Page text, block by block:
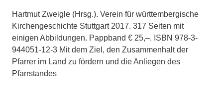
Hartmut Zweigle (Hrsg.). Verein für württembergische
Kirchengeschichte Stuttgart 2017. 317 Seiten mit
einigen Abbildungen. Pappband € 25,–. ISBN 978-3-
944051-12-3 Mit dem Ziel, den Zusammenhalt der
Pfarrer im Land zu fördern und die Anliegen des
Pfarrstandes